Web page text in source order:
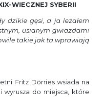
WIECZNEJ SYBERII
dzikie gęsi, a ja leżałem
usianym gwiazdami
takie jak ta wprawiają
Fritz Dörries wsiada na
wyrusza do miejsca, które